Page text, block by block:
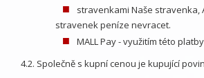
stravenkami Naše stravenka,
stravenek peníze nevracet.
MALL Pay - využitím této
4.2. Společně s kupní cenou je kupující